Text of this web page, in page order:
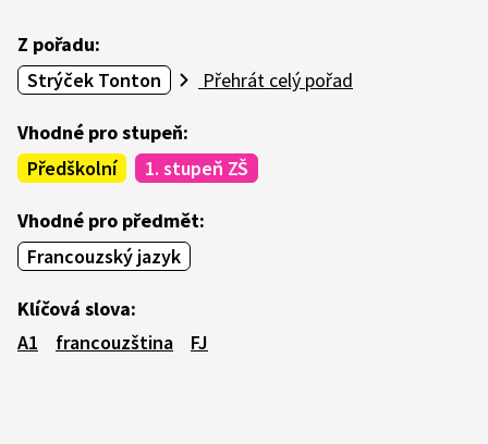
Z pořadu:
Strýček Tonton
Přehrát celý pořad
Vhodné pro stupeň:
Předškolní
1. stupeň ZŠ
Vhodné pro předmět:
Francouzský jazyk
Klíčová slova:
A1
francouzština FJ